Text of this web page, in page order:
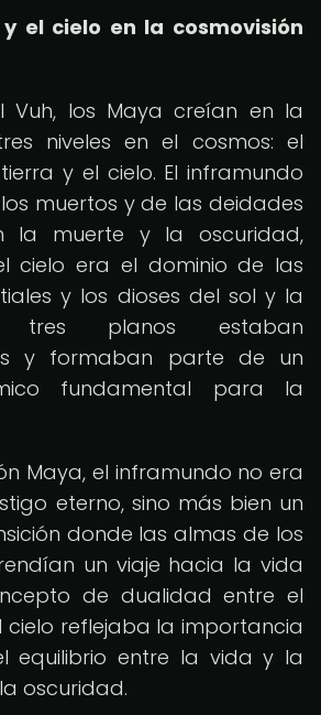
el cielo en la cosmovisión
Vuh, los Maya creían en la
niveles en el cosmos: el
y el cielo. El inframundo
muertos y de las deidades
la muerte y la oscuridad,
cielo era el dominio de las
y los dioses del sol y la
tres planos estaban
y formaban parte de un
fundamental para la
Maya, el inframundo no era
eterno, sino más bien un
donde las almas de los
un viaje hacia la vida
de dualidad entre el
cielo reflejaba la importancia
equilibrio entre la vida y la
oscuridad.